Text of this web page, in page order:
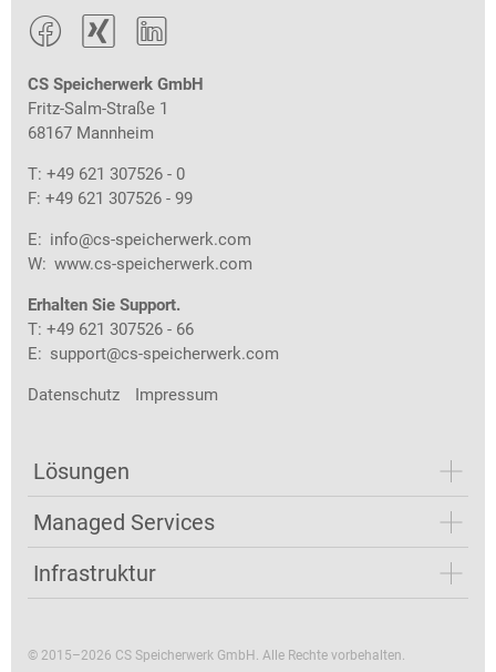
  
CS Speicherwerk GmbH
Fritz-Salm-Straße 1
68167 Mannheim
T: +49 621 307526 - 0
F: +49 621 307526 - 99
E: info@cs-speicherwerk.com
W: www.cs-speicherwerk.com
Erhalten Sie Support.
T: +49 621 307526 - 66
E: support@cs-speicherwerk.com
Datenschutz Impressum
Lösungen
Managed Services
Infrastruktur
© 2015–2026 CS Speicherwerk GmbH. Alle Rechte vorbehalten.